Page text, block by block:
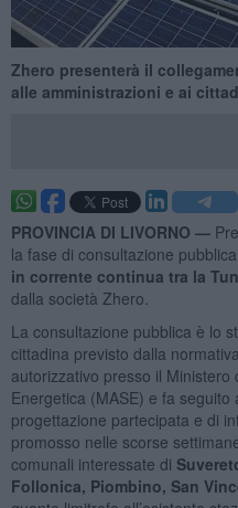
Zhero presenterà il
alle amministrazioni e ai
PROVINCIA DI LIVORNO —
la fase di consultazione
in corrente continua tra la
dalla società Zhero.
La consultazione pubblica è lo
cittadina previsto dalla
autorizzativo presso il Ministero
Energetica (MASE) e fa seguito
progettazione partecipata e di
promosso nelle scorse
comunali interessate di
Follonica, Piombino, San